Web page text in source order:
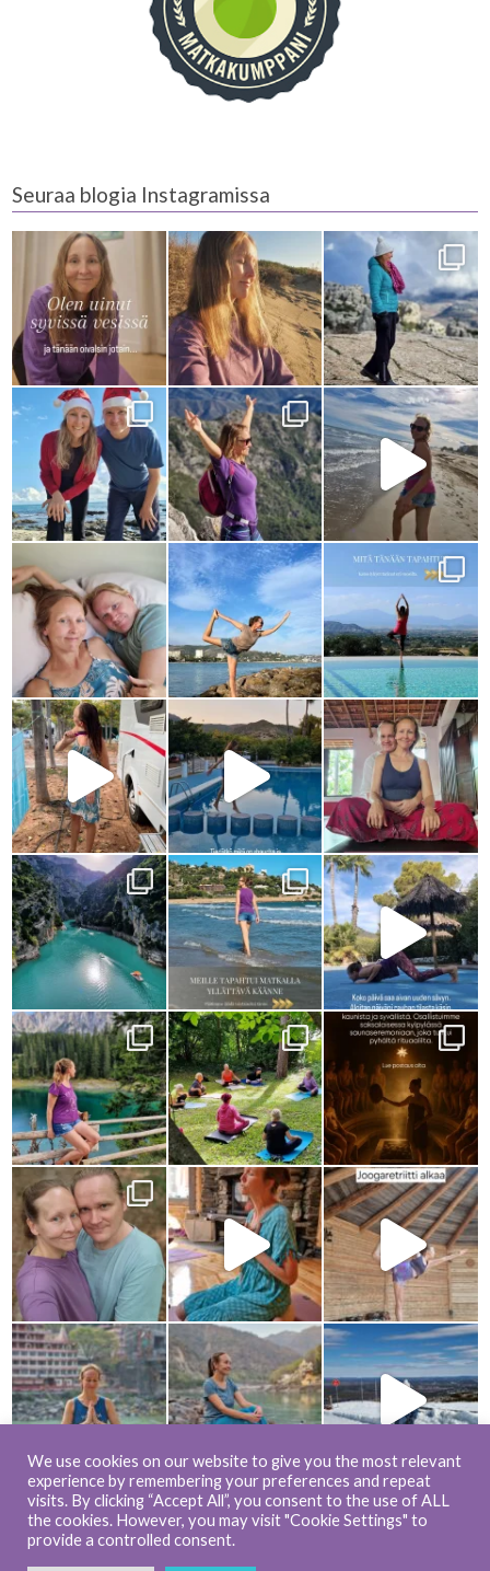
Seuraa blogia Instagramissa
Load more... Follow on Instagram
© 2017-2023 Shining Journey - All rights reserved
We use cookies on our website to give you the most relevant
experience by remembering your preferences and repeat
visits. By clicking “Accept All”, you consent to the use of ALL
the cookies. However, you may visit "Cookie Settings" to
provide a controlled consent.